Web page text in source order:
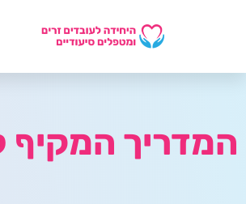
המדריך